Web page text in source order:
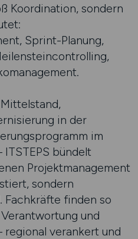
Koordination, sondern
Sprint-Planung,
in der
im
bündelt
Projektmanagement
sondern
finden so
und
regional verankert und